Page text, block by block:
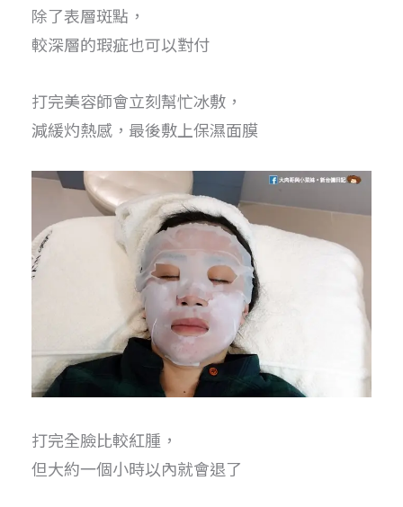
除了表層斑點，
較深層的瑕疵也可以對付
打完美容師會立刻幫忙冰敷，
減緩灼熱感，最後敷上保濕面膜
打完全臉比較紅腫，
但大約一個小時以內就會退了